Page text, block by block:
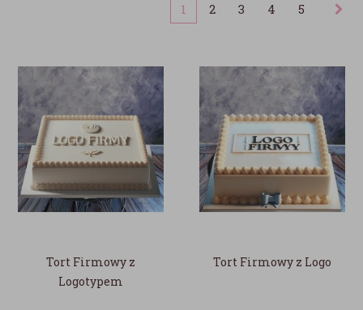
1 2 3 4 5
Tort Firmowy z
Logotypem
Tort Firmowy z Logo